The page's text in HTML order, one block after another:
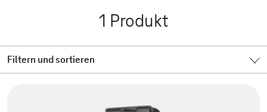
1 Produkt
Filtern und sortieren